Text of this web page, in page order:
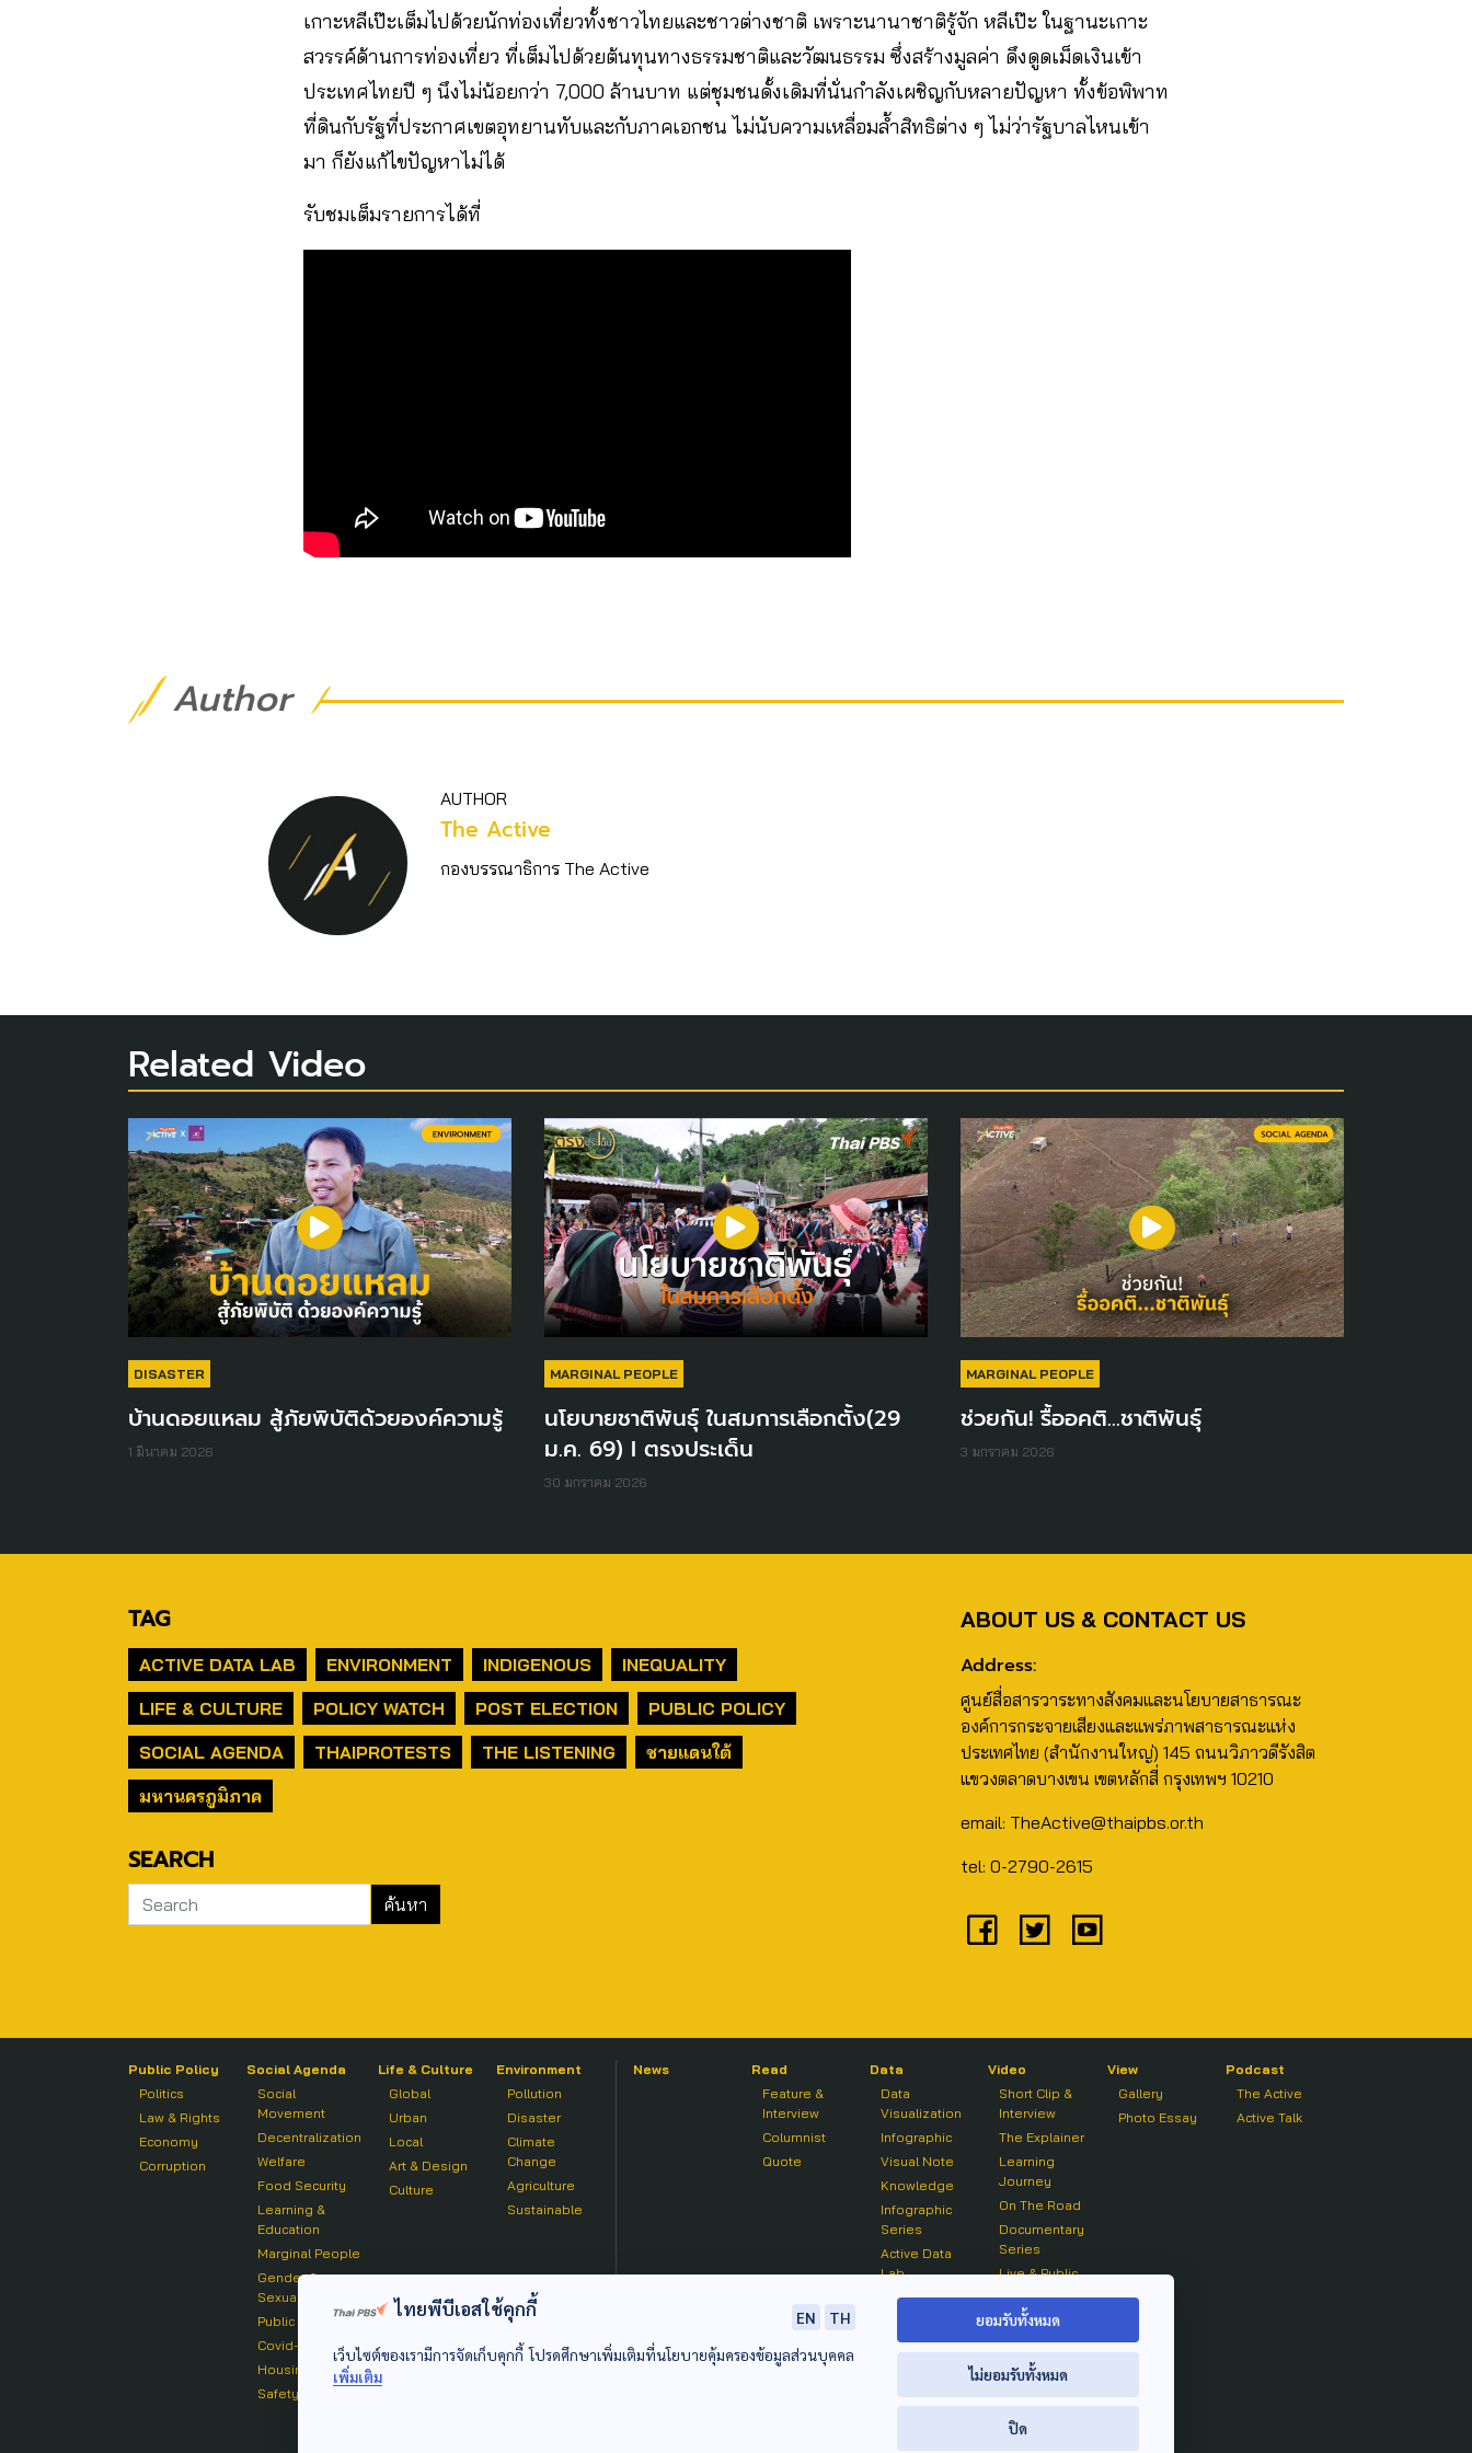
เกาะหลีเป๊ะเต็มไปด้วยนักท่องเที่ยวทั้งชาวไทยและชาวต่างชาติ เพราะนานาชาติรู้จัก หลีเป๊ะ ในฐานะเกาะ
สวรรค์ด้านการท่องเที่ยว ที่เต็มไปด้วยต้นทุนทางธรรมชาติและวัฒนธรรม ซึ่งสร้างมูลค่า ดึงดูดเม็ดเงินเข้า
ประเทศไทยปี ๆ นึงไม่น้อยกว่า 7,000 ล้านบาท แต่ชุมชนดั้งเดิมที่นั่นกำลังเผชิญกับหลายปัญหา ทั้งข้อพิพาท
ที่ดินกับรัฐที่ประกาศเขตอุทยานทับและกับภาคเอกชน ไม่นับความเหลื่อมล้ำสิทธิต่าง ๆ ไม่ว่ารัฐบาลไหนเข้า
มา ก็ยังแก้ไขปัญหาไม่ได้
รับชมเต็มรายการได้ที่
Author
AUTHOR
The Active
กองบรรณาธิการ The Active
Related Video
DISASTER
บ้านดอยแหลม สู้ภัยพิบัติด้วยองค์ความรู้
1 มีนาคม 2026
MARGINAL PEOPLE
นโยบายชาติพันธุ์ ในสมการเลือกตั้ง(29
ม.ค. 69) I ตรงประเด็น
30 มกราคม 2026
MARGINAL PEOPLE
ช่วยกัน! รื้ออคติ...ชาติพันธุ์
3 มกราคม 2026
TAG
ACTIVE DATA LAB ENVIRONMENT INDIGENOUS
INEQUALITY
LIFE & CULTURE
POLICY WATCH POST ELECTION
PUBLIC POLICY
SOCIAL AGENDA
THAIPROTESTS THE LISTENING
ชายแดนใต้
มหานครภูมิภาค
SEARCH
ABOUT US & CONTACT US
Address:
ศูนย์สื่อสารวาระทางสังคมและนโยบายสาธารณะ
องค์การกระจายเสียงและแพร่ภาพสาธารณะแห่ง
ประเทศไทย (สำนักงานใหญ่) 145 ถนนวิภาวดีรังสิต
แขวงตลาดบางเขน เขตหลักสี่ กรุงเทพฯ 10210
email: TheActive@thaipbs.or.th
tel: 0-2790-2615
Public Policy
Politics
Law & Rights
Economy
Corruption
Social Agenda
Social
Movement
Decentralization
Welfare
Food Security
Learning &
Education
Marginal People
Gender &
Sexuality
Public Health
Covid-19
Housing
Safety
Life & Culture
Global
Urban
Local
Art & Design
Culture
Environment
Pollution
Disaster
Climate
Change
Agriculture
Sustainable
News
Read
Feature &
Interview
Columnist
Quote
Data
Data
Visualization
Infographic
Visual Note
Knowledge
Infographic
Series
Active Data
Lab
Video
Short Clip &
Interview
The Explainer
Learning
Journey
On The Road
Documentary
Series
Live & Public
On air Clip
View
Gallery
Photo Essay
Podcast
The Active
Active Talk
ไทยพีบีเอสใช้คุกกี้ EN
TH
เว็บไซต์ของเรามีการจัดเก็บคุกกี้ โปรดศึกษาเพิ่มเติมที่นโยบายคุ้มครองข้อมูลส่วนบุคคล
เพิ่มเติม
ยอมรับทั้งหมด
ไม่ยอมรับทั้งหมด
ปิด